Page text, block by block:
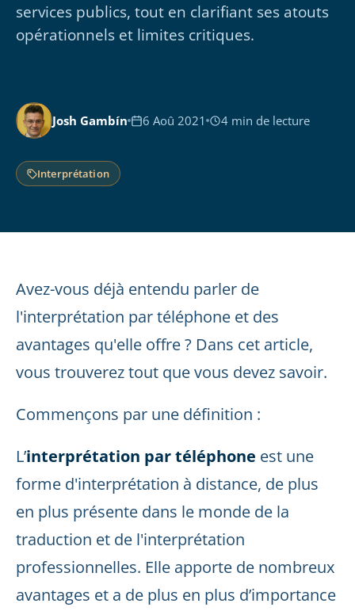
services publics, tout en clarifiant ses atouts
opérationnels et limites critiques.
Josh Gambín 6 Aoû 2021 4 min de lecture
Interprétation
Avez-vous déjà entendu parler de
l'interprétation par téléphone et des
avantages qu'elle offre ? Dans cet article,
vous trouverez tout que vous devez savoir.
Commençons par une définition :
L’interprétation par téléphone est une
forme d'interprétation à distance, de plus
en plus présente dans le monde de la
traduction et de l'interprétation
professionnelles. Elle apporte de nombreux
avantages et a de plus en plus d’importance